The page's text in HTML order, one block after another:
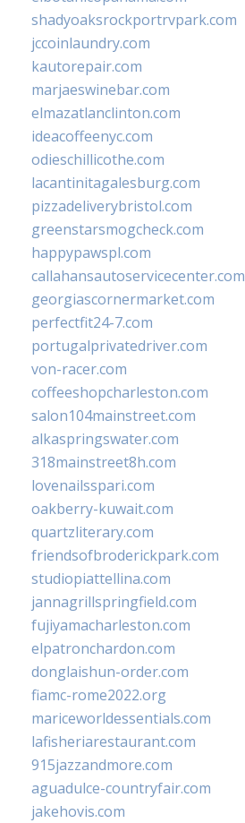
shadyoaksrockportrvpark.com
jccoinlaundry.com
kautorepair.com
marjaeswinebar.com
elmazatlanclinton.com
ideacoffeenyc.com
odieschillicothe.com
lacantinitagalesburg.com
pizzadeliverybristol.com
greenstarsmogcheck.com
happypawspl.com
callahansautoservicecenter.com
georgiascornermarket.com
perfectfit24-7.com
portugalprivatedriver.com
von-racer.com
coffeeshopcharleston.com
salon104mainstreet.com
alkaspringswater.com
318mainstreet8h.com
lovenailsspari.com
oakberry-kuwait.com
quartzliterary.com
friendsofbroderickpark.com
studiopiattellina.com
jannagrillspringfield.com
fujiyamacharleston.com
elpatronchardon.com
donglaishun-order.com
fiamc-rome2022.org
mariceworldessentials.com
lafisheriarestaurant.com
915jazzandmore.com
aguadulce-countryfair.com
jakehovis.com